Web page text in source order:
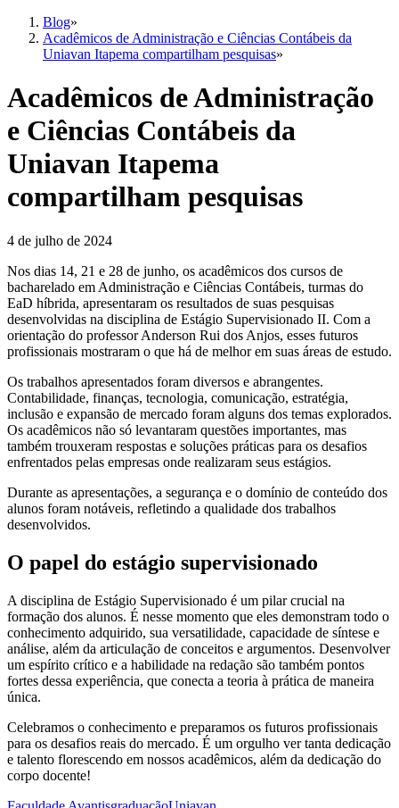
Blog»
Acadêmicos de Administração e Ciências Contábeis da
Uniavan Itapema compartilham pesquisas»
Acadêmicos de Administração
e Ciências Contábeis da
Uniavan Itapema
compartilham pesquisas
4 de julho de 2024
Nos dias 14, 21 e 28 de junho, os acadêmicos dos cursos de
bacharelado em Administração e Ciências Contábeis, turmas do
EaD híbrida, apresentaram os resultados de suas pesquisas
desenvolvidas na disciplina de Estágio Supervisionado II. Com a
orientação do professor Anderson Rui dos Anjos, esses futuros
profissionais mostraram o que há de melhor em suas áreas de estudo.
Os trabalhos apresentados foram diversos e abrangentes.
Contabilidade, finanças, tecnologia, comunicação, estratégia,
inclusão e expansão de mercado foram alguns dos temas explorados.
Os acadêmicos não só levantaram questões importantes, mas
também trouxeram respostas e soluções práticas para os desafios
enfrentados pelas empresas onde realizaram seus estágios.
Durante as apresentações, a segurança e o domínio de conteúdo dos
alunos foram notáveis, refletindo a qualidade dos trabalhos
desenvolvidos.
O papel do estágio supervisionado
A disciplina de Estágio Supervisionado é um pilar crucial na
formação dos alunos. É nesse momento que eles demonstram todo o
conhecimento adquirido, sua versatilidade, capacidade de síntese e
análise, além da articulação de conceitos e argumentos. Desenvolver
um espírito crítico e a habilidade na redação são também pontos
fortes dessa experiência, que conecta a teoria à prática de maneira
única.
Celebramos o conhecimento e preparamos os futuros profissionais
para os desafios reais do mercado. É um orgulho ver tanta dedicação
e talento florescendo em nossos acadêmicos, além da dedicação do
corpo docente!